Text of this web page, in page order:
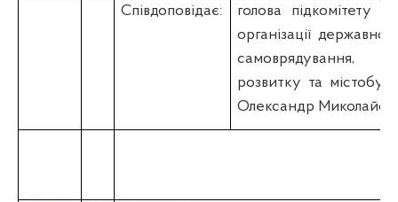
Співдоповідає:
голова підкомітету
організації
самоврядування,
розвитку та
Олександр